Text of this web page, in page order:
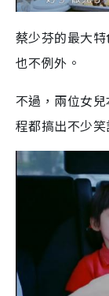
蔡少芬的最大
也不例外。
不過，兩位女
程都搞出不少笑